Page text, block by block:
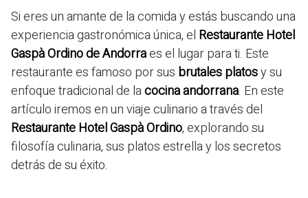
Si eres un amante de la comida y estás buscando una
experiencia gastronómica única, el Restaurante Hotel
Gaspà Ordino de Andorraes el lugar para ti. Este
restaurante es famoso por sus brutales platosy su
enfoque tradicional de lacocina andorrana. En este
artículo iremos en un viaje culinario a través del
Restaurante Hotel Gaspà Ordino, explorando su
filosofía culinaria, sus platos estrella y los secretos
detrás de su éxito.